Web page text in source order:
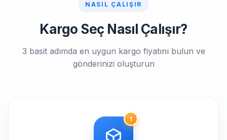
NASIL ÇALIŞIR
Kargo Seç Nasıl Çalışır?
3 basit adımda en uygun kargo fiyatını bulun ve
gönderinizi oluşturun
1